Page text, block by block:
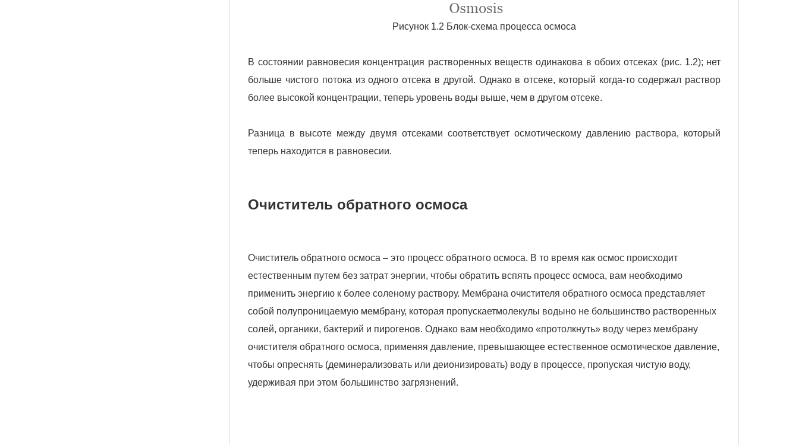
Рисунок 1.2 Блок-схема процесса осмоса
В состоянии равновесия концентрация растворенных веществ одинакова в обоих отсеках (рис. 1.2); нет
больше чистого потока из одного отсека в другой. Однако в отсеке, который когда-то содержал раствор
более высокой концентрации, теперь уровень воды выше, чем в другом отсеке.
Разница в высоте между двумя отсеками соответствует осмотическому давлению раствора, который
теперь находится в равновесии.
Очиститель обратного осмоса
Очиститель обратного осмоса – это процесс обратного осмоса. В то время как осмос происходит
естественным путем без затрат энергии, чтобы обратить вспять процесс осмоса, вам необходимо
применить энергию к более соленому раствору. Мембрана очистителя обратного осмоса представляет
собой полупроницаемую мембрану, которая пропускаетмолекулы водыно не большинство растворенных
солей, органики, бактерий и пирогенов. Однако вам необходимо «протолкнуть» воду через мембрану
очистителя обратного осмоса, применяя давление, превышающее естественное осмотическое давление,
чтобы опреснять (деминерализовать или деионизировать) воду в процессе, пропуская чистую воду,
удерживая при этом большинство загрязнений.